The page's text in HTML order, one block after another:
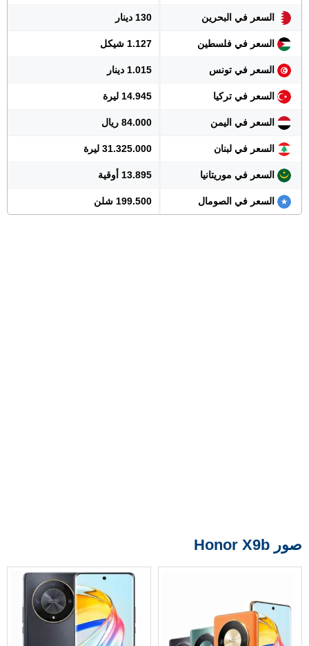
السعر في البحرين 130 دينار
السعر في فلسطين 1.127 شيكل
السعر في تونس 1.015 دينار
السعر في تركيا 14.945 ليرة
السعر في اليمن 84.000 ريال
السعر في لبنان 31.325.000 ليرة
السعر في موريتانيا 13.895 أوقية
السعر في الصومال 199.500 شلن
صور Honor X9b